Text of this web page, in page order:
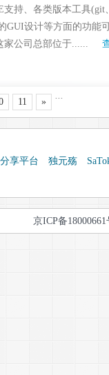
支持、各类版本工具
GUI设计等方面的功能
家公司总部位于......
11
...
»
享平台 独元殇
京ICP备18000661